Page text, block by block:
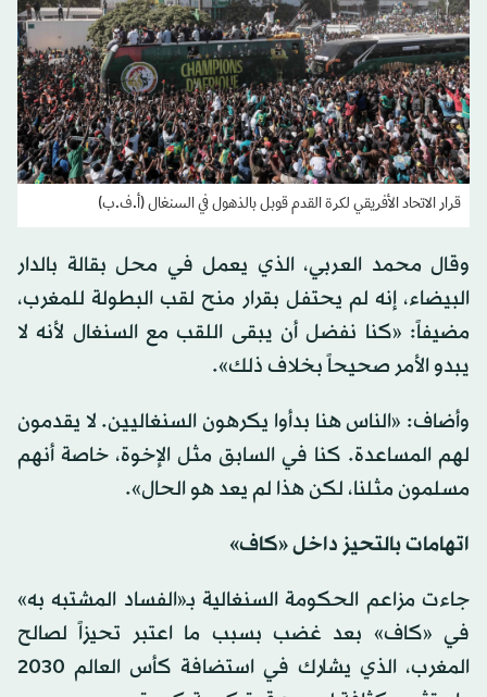
قرار الاتحاد الأفريقي لكرة القدم قوبل بالذهول في السنغال (أ.ف.ب)
وقال محمد العربي، الذي يعمل في محل بقالة بالدار
البيضاء، إنه لم يحتفل بقرار منح لقب البطولة للمغرب،
مضيفاً: «كنا نفضل أن يبقى اللقب مع السنغال لأنه لا
يبدو الأمر صحيحاً بخلاف ذلك».
وأضاف: «الناس هنا بدأوا يكرهون السنغاليين. لا يقدمون
لهم المساعدة. كنا في السابق مثل الإخوة، خاصة أنهم
مسلمون مثلنا، لكن هذا لم يعد هو الحال».
اتهامات بالتحيز داخل «كاف»
جاءت مزاعم الحكومة السنغالية بـ«الفساد المشتبه به»
في «كاف» بعد غضب بسبب ما اعتبر تحيزاً لصالح
المغرب، الذي يشارك في استضافة كأس العالم 2030